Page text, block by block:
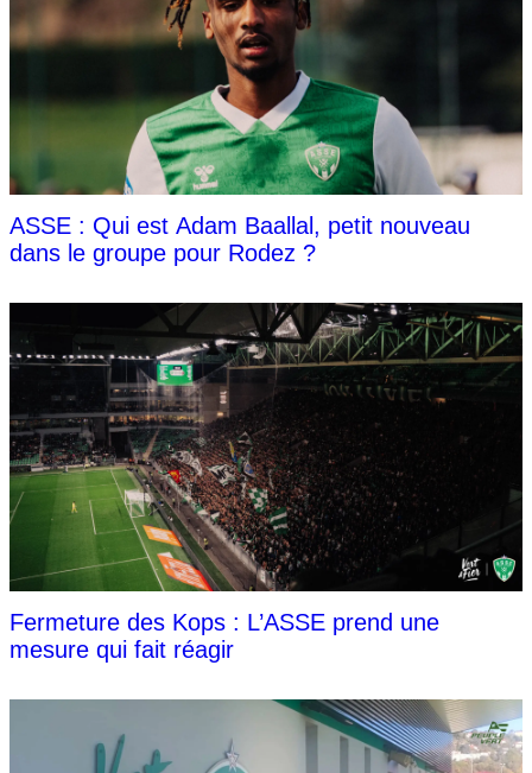
ASSE : Qui est Adam Baallal, petit nouveau
dans le groupe pour Rodez ?
Fermeture des Kops : L’ASSE prend une
mesure qui fait réagir